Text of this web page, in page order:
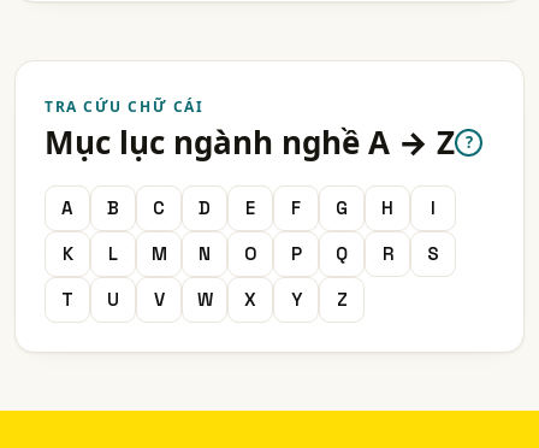
TRA CỨU CHỮ CÁI
Mục lục ngành nghề A → Z ?
A B C D E F G H
I
K
L M N O P Q R
S
T
U V W X Y Z